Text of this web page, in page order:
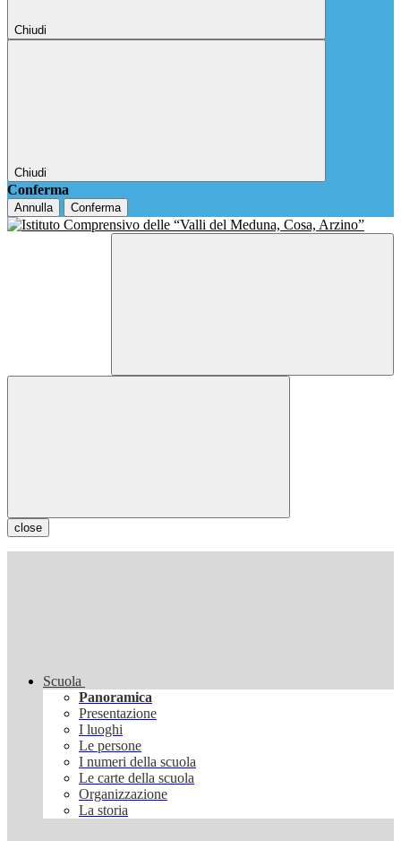
Chiudi
Chiudi
Conferma
Annulla Conferma
close
Scuola
Panoramica
Presentazione
I luoghi
Le persone
I numeri della scuola
Le carte della scuola
Organizzazione
La storia